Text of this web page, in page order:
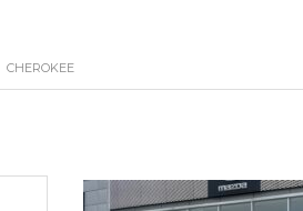
CHEROKEE